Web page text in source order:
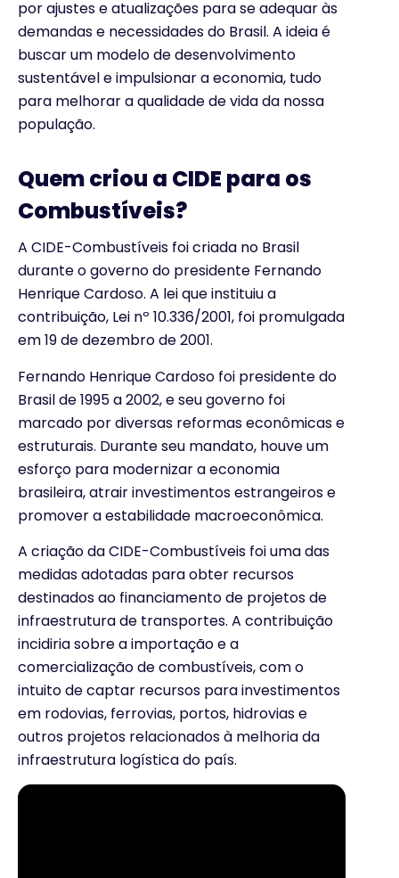
por ajustes e atualizações para se adequar às
demandas e necessidades do Brasil. A ideia é
buscar um modelo de desenvolvimento
sustentável e impulsionar a economia, tudo
para melhorar a qualidade de vida da nossa
população.
Quem criou a CIDE para os
Combustíveis?
A CIDE-Combustíveis foi criada no Brasil
durante o governo do presidente Fernando
Henrique Cardoso. A lei que instituiu a
contribuição, Lei nº 10.336/2001, foi promulgada
em 19 de dezembro de 2001.
Fernando Henrique Cardoso foi presidente do
Brasil de 1995 a 2002, e seu governo foi
marcado por diversas reformas econômicas e
estruturais. Durante seu mandato, houve um
esforço para modernizar a economia
brasileira, atrair investimentos estrangeiros e
promover a estabilidade macroeconômica.
A criação da CIDE-Combustíveis foi uma das
medidas adotadas para obter recursos
destinados ao financiamento de projetos de
infraestrutura de transportes. A contribuição
incidiria sobre a importação e a
comercialização de combustíveis, com o
intuito de captar recursos para investimentos
em rodovias, ferrovias, portos, hidrovias e
outros projetos relacionados à melhoria da
infraestrutura logística do país.